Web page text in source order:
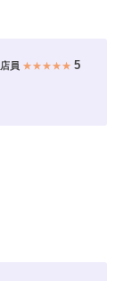
店員 ★★★★★5